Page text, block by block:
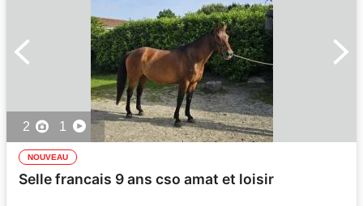
2 1
NOUVEAU
Selle francais 9 ans cso amat et loisir